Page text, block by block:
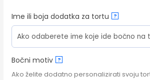
Ime ili boja dodatka za tortu ?
Bočni motiv ?
Ako želite dodatno personalizirati svoju